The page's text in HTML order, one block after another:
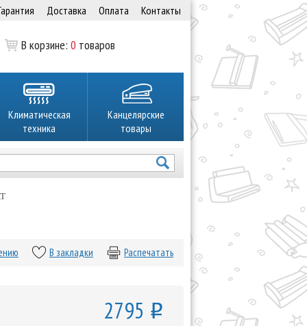
Доставка Оплата Контакты
В корзине:0 товаров
Климатическая
техника
Канцелярские
товары
Распечатать
В закладки
2795 o